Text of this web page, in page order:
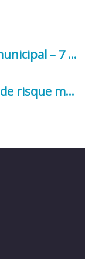
Compte rendu conseil municipal – 7 avril 2026
Abaissement au niveau de risque modéré de l’Influenza aviaire